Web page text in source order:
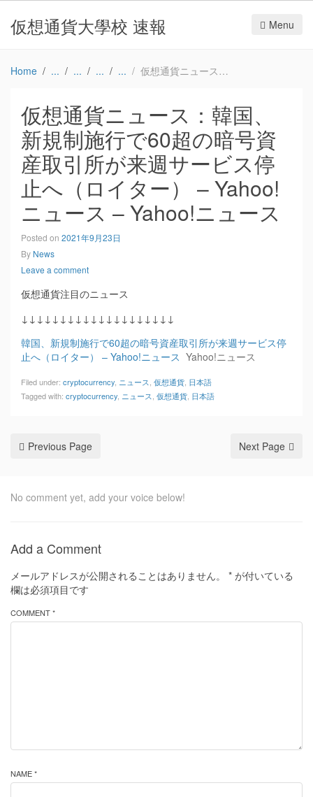
仮想通貨大學校 速報 Menu
Home 仮想通貨ニュース：韓国、新規制施行で60超の暗号資産取引所が来週サービス停止へ（ロイター） – Yahoo!ニュース – Yahoo!ニュース
仮想通貨ニュース：韓国、
新規制施行で60超の暗号資
産取引所が来週サービス停
止へ（ロイター） – Yahoo!
ニュース – Yahoo!ニュース
Posted on 2021年9月23日
By News
Leave a comment
仮想通貨注目のニュース
↓↓↓↓↓↓↓↓↓↓↓↓↓↓↓↓↓↓↓↓
韓国、新規制施行で60超の暗号資産取引所が来週サービス停
止へ（ロイター） – Yahoo!ニュース Yahoo!ニュース
Filed under: cryptocurrency ニュース 仮想通貨 日本語
Tagged with: cryptocurrency ニュース 仮想通貨 日本語
Previous Page Next Page
No comment yet, add your voice below!
Add a Comment
メールアドレスが公開されることはありません。 * が付いている
欄は必須項目です
COMMENT *
NAME *